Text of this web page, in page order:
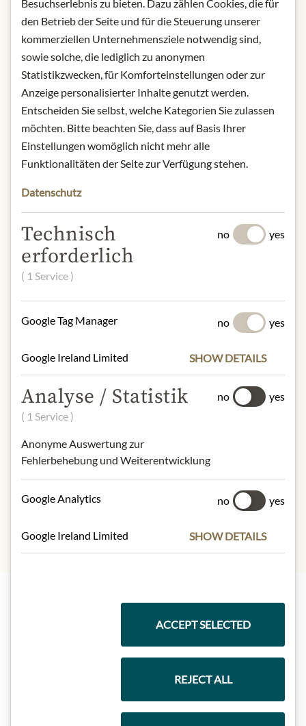
It was the first Sangiovese to be aged
in barriques, the first modern red
wine to be made from non-traditional
grape varieties (including Cabernet),
and one of the first red wines from
Chianti to which no white grape
milestone in the history of wine. The
Sangiovese, Cabernet Sauvignon, and
Cabernet Franc grapes.
Alcohol content: 13.5%
Origin: Italy / Tuscany
50026 San Casciano val di Pesa/
visite@antinorichianticlassico.it
* Wir bitten um Verständnis, dass das
Produktdesign von der Abbildung
abweichen kann.
Schwefeldioxid
Nejlepší z našeho sortimentu
Besuchserlebnis zu bieten. Dazu zählen Cookies, die für
den Betrieb der Seite und für die Steuerung unserer
kommerziellen Unternehmensziele notwendig sind,
sowie solche, die lediglich zu anonymen
Statistikzwecken, für Komforteinstellungen oder zur
Anzeige personalisierter Inhalte genutzt werden.
Entscheiden Sie selbst, welche Kategorien Sie zulassen
möchten. Bitte beachten Sie, dass auf Basis Ihrer
Einstellungen womöglich nicht mehr alle
Funktionalitäten der Seite zur Verfügung stehen.
Datenschutz
Technisch
erforderlich
( 1 Service )
no yes
Google Tag Manager no yes
Google Ireland Limited SHOW DETAILS
Analyse / Statistik
( 1 Service )
Anonyme Auswertung zur
Fehlerbehebung und Weiterentwicklung
no yes
Google Analytics no yes
Google Ireland Limited SHOW DETAILS
ACCEPT SELECTED
REJECT ALL